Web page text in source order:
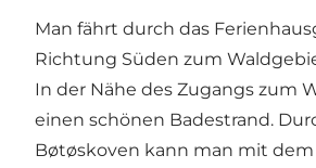
Man fährt durch das
Richtung Süden zum
In der Nähe des Zugangs zum
einen schönen Badestrand.
Bøtøskoven kann man mit dem